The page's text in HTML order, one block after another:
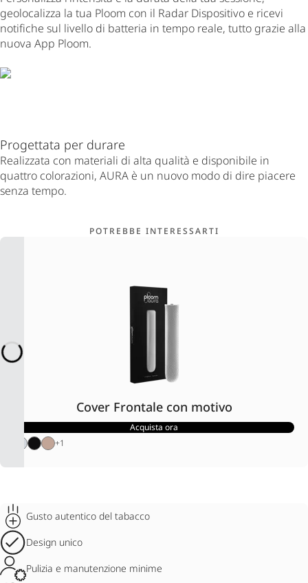
geolocalizza la tua Ploom con il Radar Dispositivo e ricevi
notifiche sul livello di batteria in tempo reale, tutto grazie alla
nuova App Ploom.
Progettata per durare
Realizzata con materiali di alta qualità e disponibile in
quattro colorazioni, AURA è un nuovo modo di dire piacere
senza tempo.
POTREBBE INTERESSARTI
Cover Frontale con motivo
Acquista ora
+1
Gusto autentico del tabacco
Design unico
Pulizia e manutenzione minime